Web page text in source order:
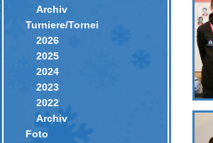
Archiv
Turniere/Tornei
2026
2025
2024
2023
2022
Archiv
Foto